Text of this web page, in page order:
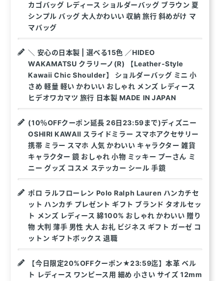
カゴバッグ レディース ショルダーバッグ ブラウン 夏
シンプル バッグ 大人かわいい 収納 旅行 斜めがけ マ
マバッグ
＼ 安心の日本製 | 選べる15色 ／HIDEO
WAKAMATSU クラリーノ(R) 【Leather-Style
Kawaii Chic Shoulder】 ショルダーバッグ ミニ 小
さめ 軽量 軽い かわいい おしゃれ メンズ レディース
ヒデオワカマツ 旅行 日本製 MADE IN JAPAN
(10％OFFクーポン延長 26日23:59まで)ディズニー
OSHIRI KAWAII スライドミラー スマホアクセサリー
携帯 ミラー スマホ 人気 かわいい キャラクター 雑貨
キャラクター 鏡 おしゃれ 小物 ミッキー プーさん ミ
ニー グッズ コスメ ステッカー シール 手鏡
ポロ ラルフローレン Polo Ralph Lauren ハンカチセ
ット ハンカチ プレゼント ギフト ブランド タオルセッ
ト メンズ レディース 綿100% おしゃれ かわいい 贈り
物 大判 薄手 男性 大人 お礼 ビジネス ギフト ガーゼ コ
ットン ギフトボックス 退職
【今日限定20%OFFクーポン★23:59迄】本革 ベル
ト レディース ワンピース用 細め 小さい サイズ 12mm